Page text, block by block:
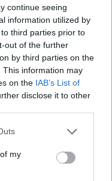
continue seeing
information utilized by
third parties prior to
out of the further
by third parties on the
This information may
on the IAB’s List of
disclose it to other
my